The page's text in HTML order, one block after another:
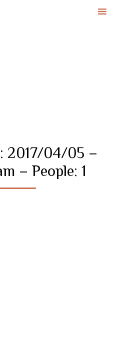
2017/04/05 –
– People: 1